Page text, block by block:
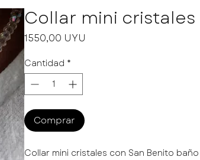
Collar mini cristales
1550,00 UYU
Cantidad *
Comprar
Collar mini cristales con San Benito